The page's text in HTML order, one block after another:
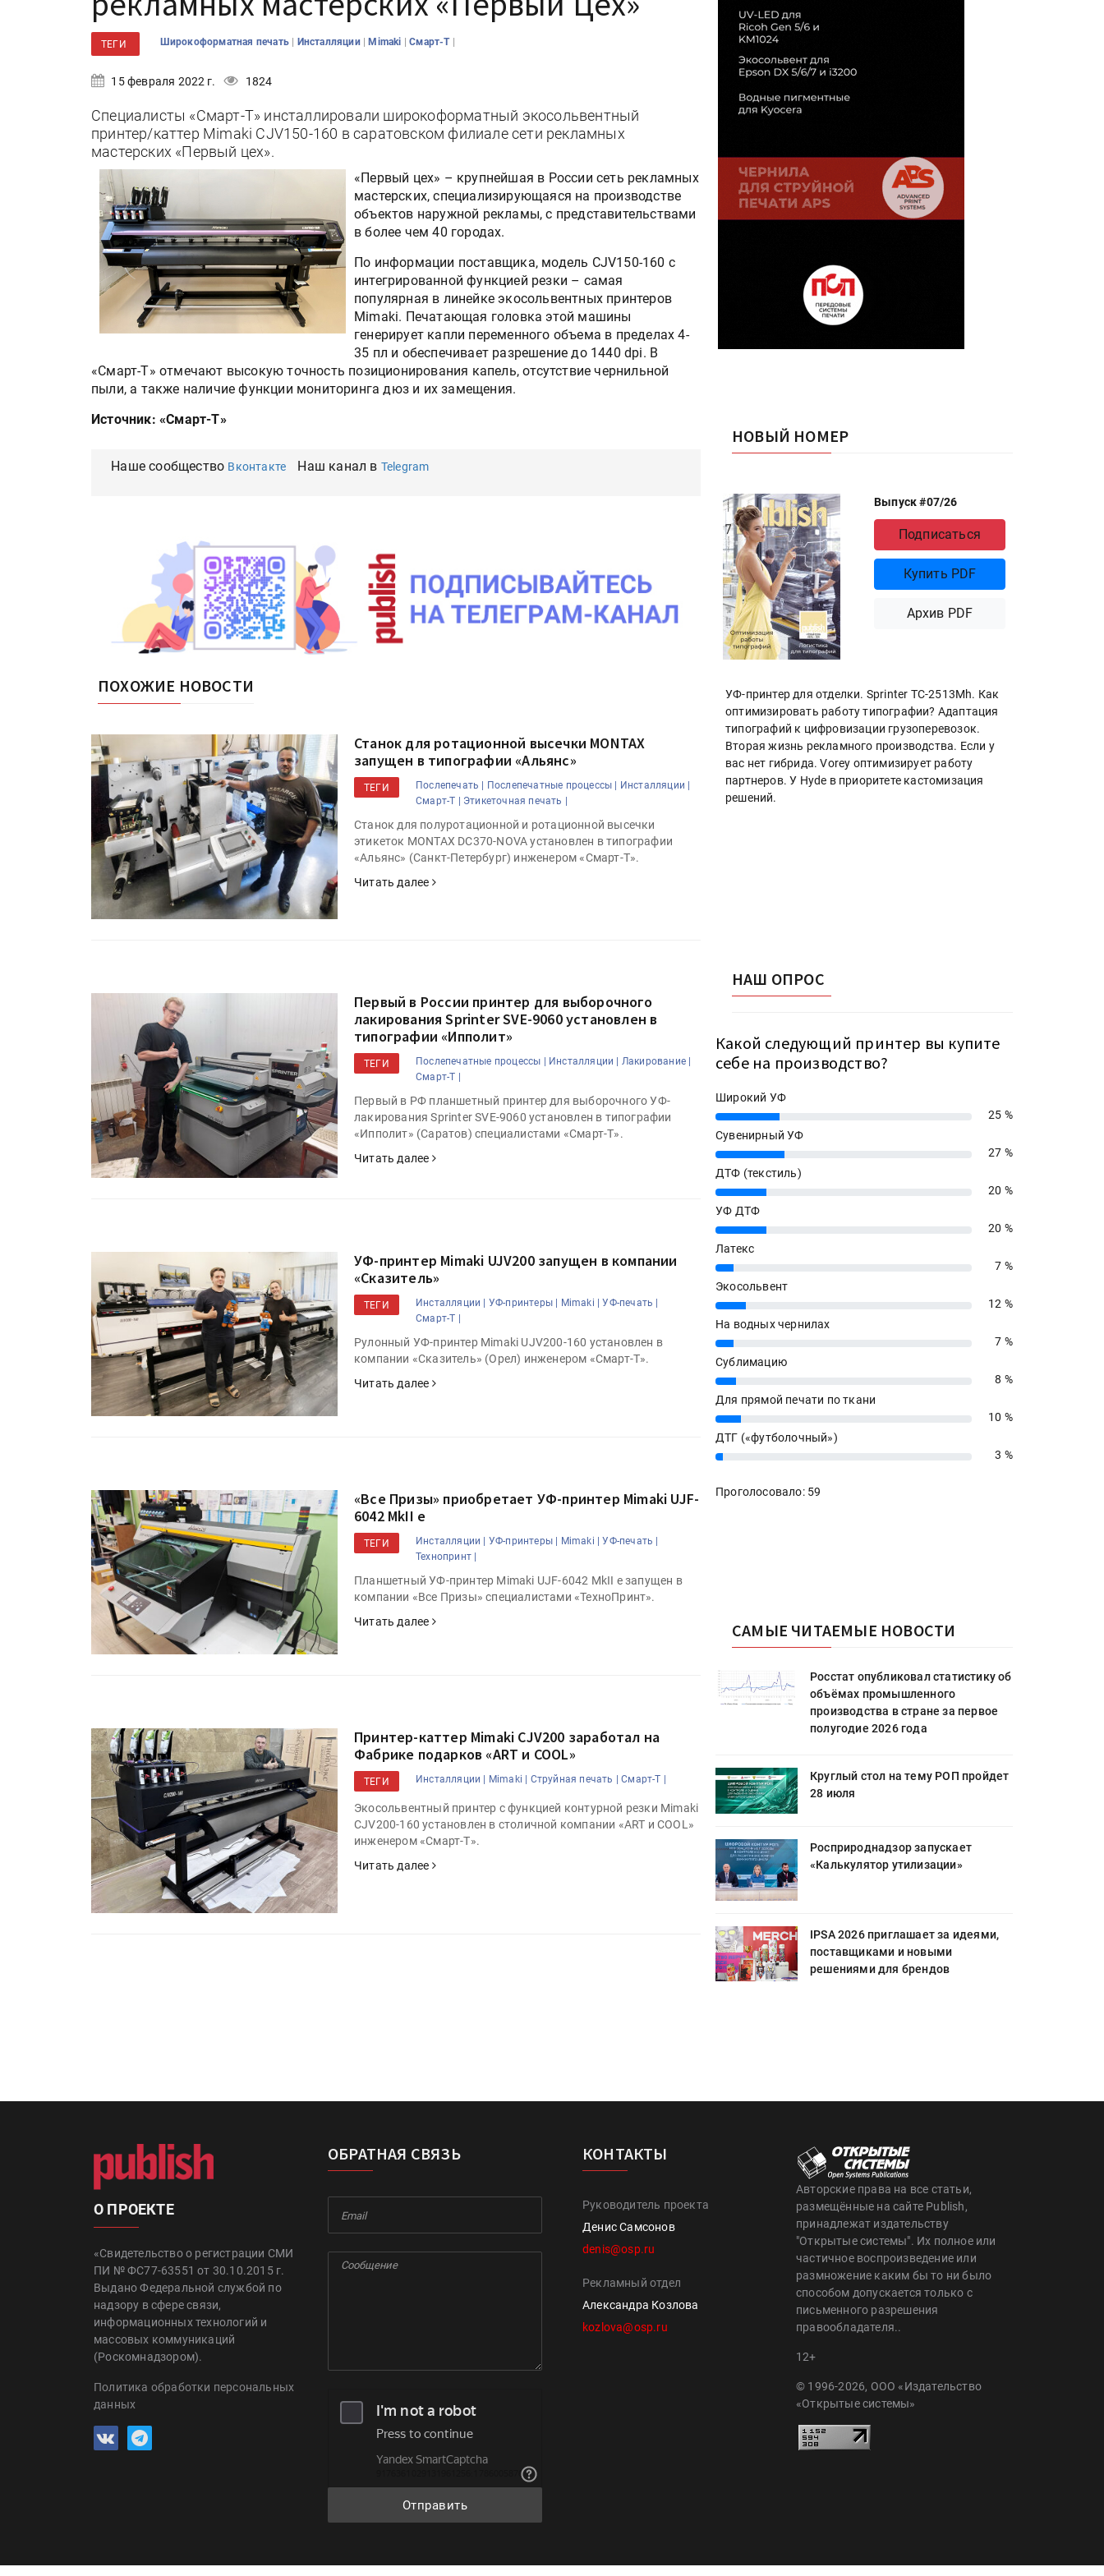
ТЕГИ Широкоформатная печать | Инсталляции |Mimaki |Смарт-Т |
15 февраля 2022 г. 1824
Специалисты «Смарт-Т» инсталлировали широкоформатный экосольвентный
принтер/каттер Mimaki CJV150-160 в саратовском филиале сети рекламных
мастерских «Первый цех».
«Первый цех» – крупнейшая в России сеть рекламных
мастерских, специализирующаяся на производстве
объектов наружной рекламы, с представительствами
в более чем 40 городах.
По информации поставщика, модель CJV150-160 с
интегрированной функцией резки – самая
популярная в линейке экосольвентных принтеров
Mimaki. Печатающая головка этой машины
генерирует капли переменного объема в пределах 4-
35 пл и обеспечивает разрешение до 1440 dpi. В
«Смарт-Т» отмечают высокую точность позиционирования капель, отсутствие чернильной
пыли, а также наличие функции мониторинга дюз и их замещения.
Источник: «Смарт-Т»
Наше сообщество Вконтакте Наш канал в Telegram
ПОХОЖИЕ НОВОСТИ
Станок для ротационной высечки MONTAX
запущен в типографии «Альянс»
ТЕГИ Послепечать | Послепечатные процессы |
Инсталляции |
Смарт-Т |
Этикеточная печать |
Станок для полуротационной и ротационной высечки
этикеток MONTAX DC370-NOVA установлен в типографии
«Альянс» (Санкт-Петербург) инженером «Смарт-Т».
Читать далее
Первый в России принтер для выборочного
лакирования Sprinter SVE-9060 установлен в
типографии «Ипполит»
ТЕГИ Послепечатные процессы | Инсталляции |
Лакирование |
Смарт-Т |
Первый в РФ планшетный принтер для выборочного УФ-
лакирования Sprinter SVE-9060 установлен в типографии
«Ипполит» (Саратов) специалистами «Смарт-Т».
Читать далее
УФ-принтер Mimaki UJV200 запущен в компании
«Сказитель»
ТЕГИ Инсталляции | УФ-принтеры | Mimaki |
УФ-печать |
Смарт-Т |
Рулонный УФ-принтер Mimaki UJV200-160 установлен в
компании «Сказитель» (Орел) инженером «Смарт-Т».
Читать далее
«Все Призы» приобретает УФ-принтер Mimaki UJF-
6042 MkII e
ТЕГИ Инсталляции | УФ-принтеры | Mimaki |
УФ-печать |
Технопринт |
Планшетный УФ-принтер Mimaki UJF-6042 MkII e запущен в
компании «Все Призы» специалистами «ТехноПринт».
Читать далее
Принтер-каттер Mimaki CJV200 заработал на
Фабрике подарков «ART и COOL»
ТЕГИ Инсталляции | Mimaki | Струйная печать | Смарт-Т |
Экосольвентный принтер с функцией контурной резки Mimaki
CJV200-160 установлен в столичной компании «ART и COOL»
инженером «Смарт-Т».
Читать далее
НОВЫЙ НОМЕР
Выпуск #07/26
Подписаться
Купить PDF
Архив PDF
УФ-принтер для отделки. Sprinter ТС-2513Mh. Как
оптимизировать работу типографии? Адаптация
типографий к цифровизации грузоперевозок.
Вторая жизнь рекламного производства. Если у
вас нет гибрида. Vorey оптимизирует работу
партнеров. У Hyde в приоритете кастомизация
решений.
НАШ ОПРОС
Какой следующий принтер вы купите
себе на производство?
Широкий УФ
25%
25 %
Сувенирный УФ
27%
27 %
ДТФ (текстиль)
20%
20 %
УФ ДТФ
20%
20 %
Латекс
7%
7 %
Экосольвент
12%
12 %
На водных чернилах
7%
7 %
Сублимацию
8%
8 %
Для прямой печати по ткани
10%
10 %
ДТГ («футболочный»)
3% 3 %
Проголосовало: 59
САМЫЕ ЧИТАЕМЫЕ НОВОСТИ
полугодие 2026 года
Круглый стол на тему РОП пройдет
28 июля
Росприроднадзор запускает
«Калькулятор утилизации»
полугодие 2026 года
Круглый стол на тему РОП пройдет
Росстат опубликовал статистику об
объёмах промышленного
производства в стране за первое
полугодие 2026 года
Круглый стол на тему РОП пройдет
28 июля
Росприроднадзор запускает
«Калькулятор утилизации»
IPSA 2026 приглашает за идеями,
поставщиками и новыми
решениями для брендов
О ПРОЕКТЕ
«Свидетельство о регистрации СМИ
ПИ № ФС77-63551 от 30.10.2015 г.
Выдано Федеральной службой по
надзору в сфере связи,
информационных технологий и
массовых коммуникаций
(Роскомнадзором).
Политика обработки персональных
данных
ОБРАТНАЯ СВЯЗЬ
Отправить
КОНТАКТЫ
Руководитель проекта
Денис Самсонов
denis@osp.ru
Рекламный отдел
Александра Козлова
kozlova@osp.ru
Авторские права на все статьи,
размещённые на сайте Publish,
принадлежат издательству
"Открытые системы". Их полное или
частичное воспроизведение или
размножение каким бы то ни было
способом допускается только с
письменного разрешения
правообладателя..
12+
© 1996-2026, ООО «Издательство
«Открытые системы»